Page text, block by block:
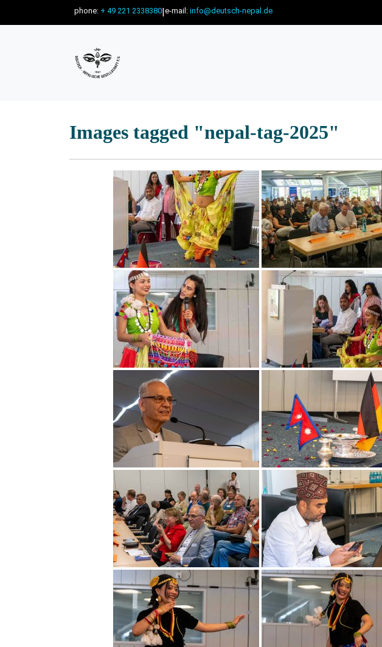
phone: + 49 221 2338380|e-mail: info@deutsch-nepal.de
Images tagged "nepal-tag-2025"